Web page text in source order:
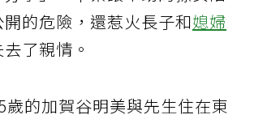
的危險，還惹火長子和媳婦
了親情。
歲的加賀谷明美與先生住在東